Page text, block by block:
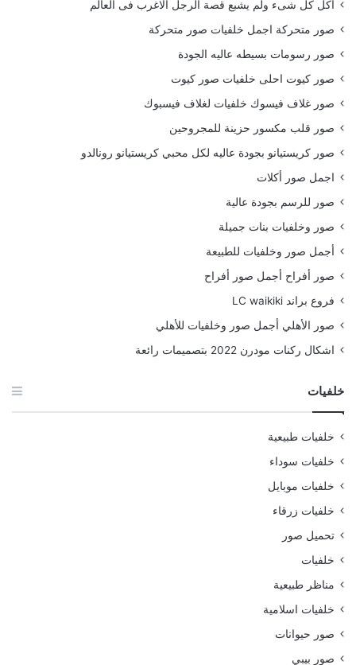
أكل كل شىء ولم يشبع قصة الرجل الاغرب فى العالم
صور متحركة اجمل خلفيات صور متحركة
صور رسومات بسيطه عاليه الجودة
صور كيوت احلى خلفيات صور كيوت
صور غلاف فيسوك خلفيات لغلاف فيسبوك
صور قلب مكسور حزينة للمجروحين
صور كريستيانو بجودة عاليه لكل محبي كريستيانو رونالدو
اجمل صور أكلات
صور للرسم بجودة عالية
صور وخلفيات بنات جميلة
أجمل صور وخلفيات للطبيعة
صور أفراح أجمل صور أفراح
فروع براند LC waikiki
صور الأهلي أجمل صور وخلفيات للأهلي
اشكال ركنات مودرن 2022 بتصميمات رائعة
خلفيات
خلفيات طبيعية
خلفيات سوداء
خلفيات موبايل
خلفيات زرقاء
تحميل صور
خلفيات
مناظر طبيعية
خلفيات اسلامية
صور حيوانات
صور بيبي